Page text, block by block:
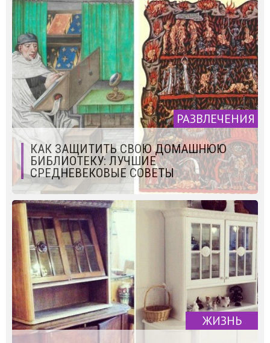
РАЗВЛЕЧЕНИЯ
КАК ЗАЩИТИТЬ СВОЮ ДОМАШНЮЮ
БИБЛИОТЕКУ: ЛУЧШИЕ
СРЕДНЕВЕКОВЫЕ СОВЕТЫ
ЖИЗНЬ